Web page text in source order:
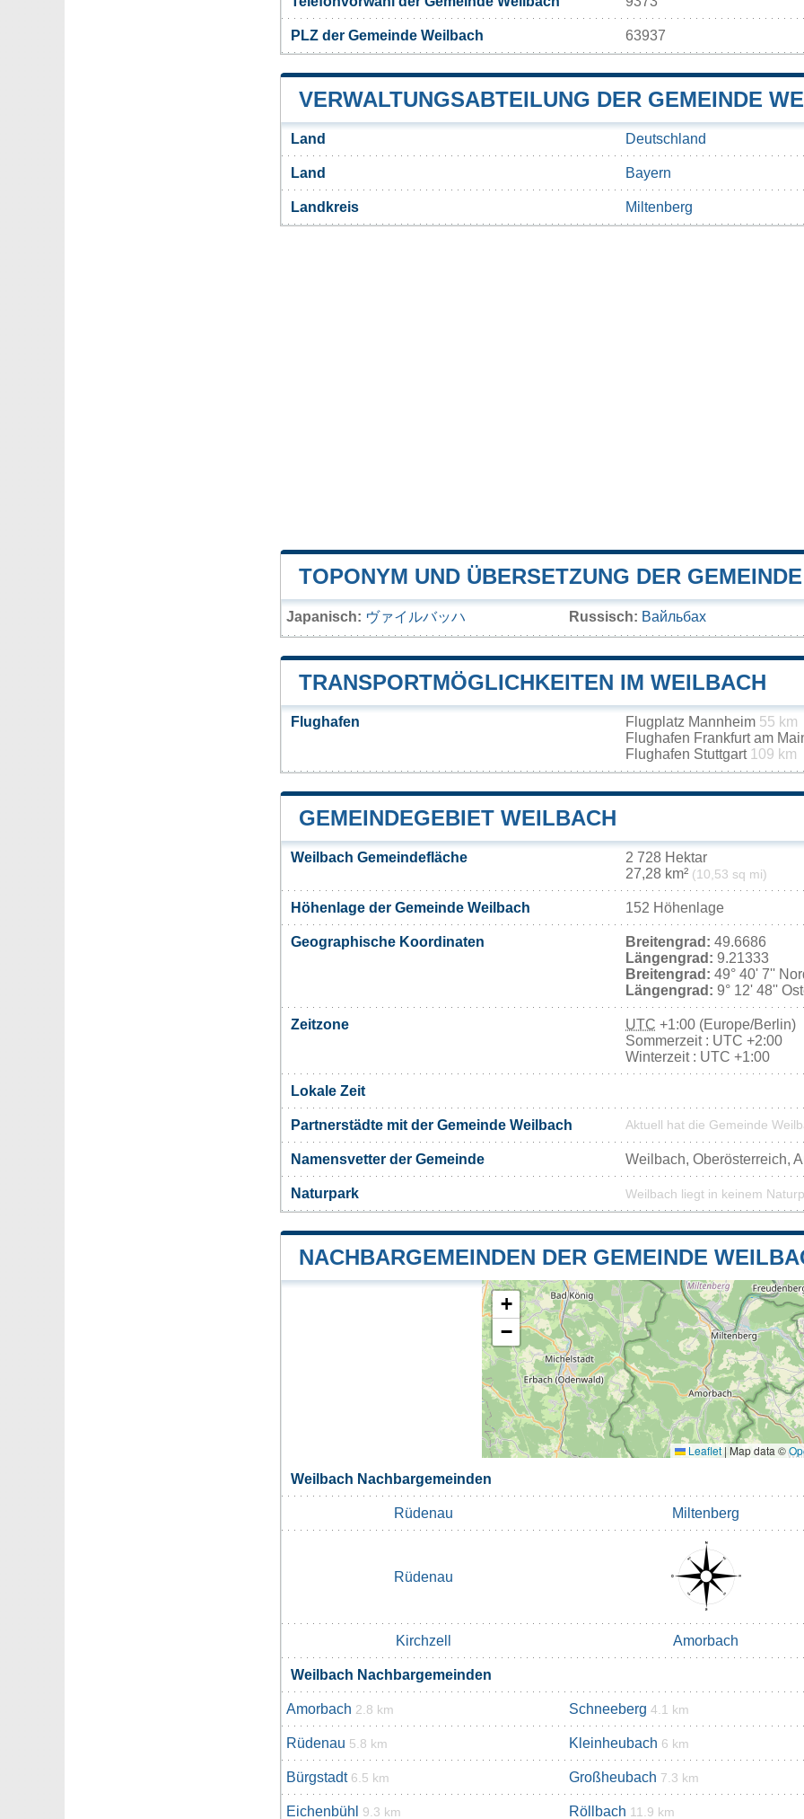
PLZ der Gemeinde Weilbach 63937
VERWALTUNGSABTEILUNG DER GEMEINDE
Land Deutschland
Land Bayern
Landkreis Miltenberg
TOPONYM UND ÜBERSETZUNG DER
Japanisch: ヴァイルバッハ Russisch: Вайльбах
TRANSPORTMÖGLICHKEITEN IM WEILBACH
Flughafen Flugplatz Mannheim 55 km
Flughafen Frankfurt am
Flughafen Stuttgart 109 km
GEMEINDEGEBIET WEILBACH
Weilbach Gemeindefläche
2 728 Hektar
27,28 km² (10,53 sq mi)
Höhenlage der Gemeinde Weilbach 152 Höhenlage
Geographische Koordinaten Breitengrad: 49.6686
Längengrad: 9.21333
Breitengrad: 49° 40' 7''
Längengrad: 9° 12' 48''
Zeitzone UTC +1:00 (Europe/Berlin)
Sommerzeit : UTC +2:00
Winterzeit : UTC +1:00
Lokale Zeit
Partnerstädte mit der Gemeinde Weilbach Aktuell hat die Gemeinde
Namensvetter der Gemeinde Weilbach, Oberösterreich,
Naturpark Weilbach liegt in keinem
NACHBARGEMEINDEN DER GEMEINDE
+
−
Leaflet | Map data ©
Weilbach Nachbargemeinden
Rüdenau Miltenberg
Rüdenau
Kirchzell Amorbach
Weilbach Nachbargemeinden
Amorbach 2.8 km Schneeberg 4.1 km
Rüdenau 5.8 km Kleinheubach 6 km
Bürgstadt 6.5 km Großheubach 7.3 km
Eichenbühl 9.3 km Röllbach 11.9 km